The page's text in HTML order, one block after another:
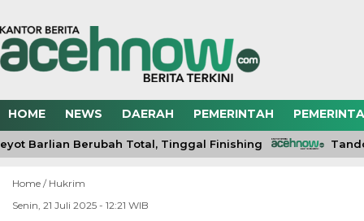
HOME NEWS DAERAH PEMERINTAH
Barlian Berubah Total, Tinggal Finishing
Home / Hukrim
Senin, 21 Juli 2025 - 12:21 WIB